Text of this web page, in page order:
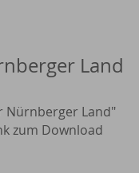
Land
Nürnberger Land"
zum Download